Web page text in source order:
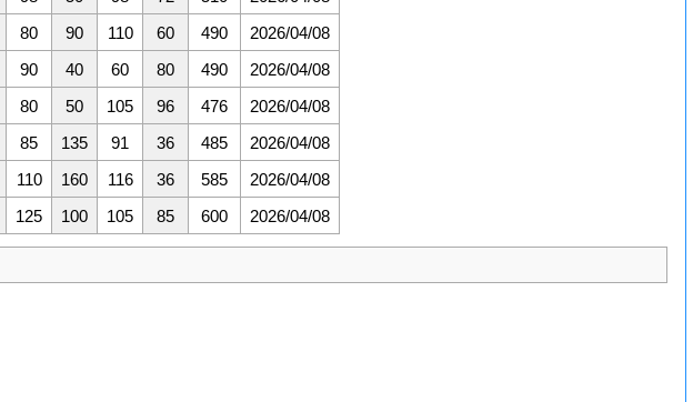
80 90 110 60 490
2026/04/08
90 40 60 80 490
2026/04/08
80 50 105 96 476
2026/04/08
85 135 91 36 485
2026/04/08
110 160 116 36 585
2026/04/08
125 100 105 85 600 2026/04/08